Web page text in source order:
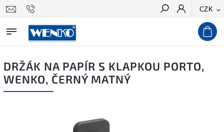
CZK
Hledat
DRŽÁK NA PAPÍR S KLAPKOU PORTO,
WENKO, ČERNÝ MATNÝ